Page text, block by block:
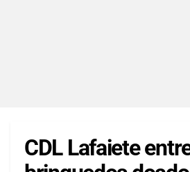
CDL Lafaiete